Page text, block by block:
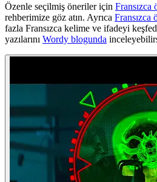
Özenle seçilmiş öneriler için
rehberimize göz atın. Ayrıca Fransızca
fazla Fransızca kelime ve ifadeyi
yazılarını Wordy blogunda